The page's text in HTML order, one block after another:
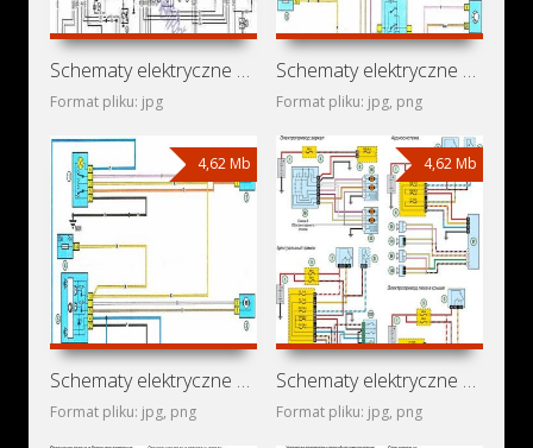
Schematy elektryczne samochodu Peugeot 405
Format pliku: jpg
Schematy elektryczne Renault Symbol III
Format pliku: jpg, png
4,62 Mb
Schematy elektryczne Renault Logan II
Format pliku: jpg, png
4,62 Mb
Schematy elektryczne Renault Tondar Pick-Up
Format pliku: jpg, png